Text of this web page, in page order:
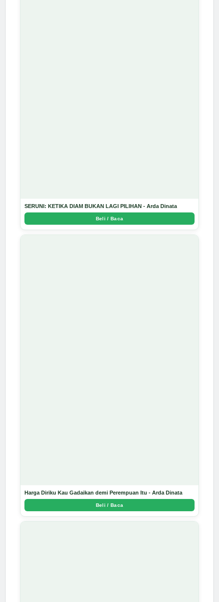
SERUNI: KETIKA DIAM BUKAN LAGI PILIHAN - Arda Dinata
Beli / Baca
Harga Diriku Kau Gadaikan demi Perempuan Itu - Arda Dinata
Beli / Baca